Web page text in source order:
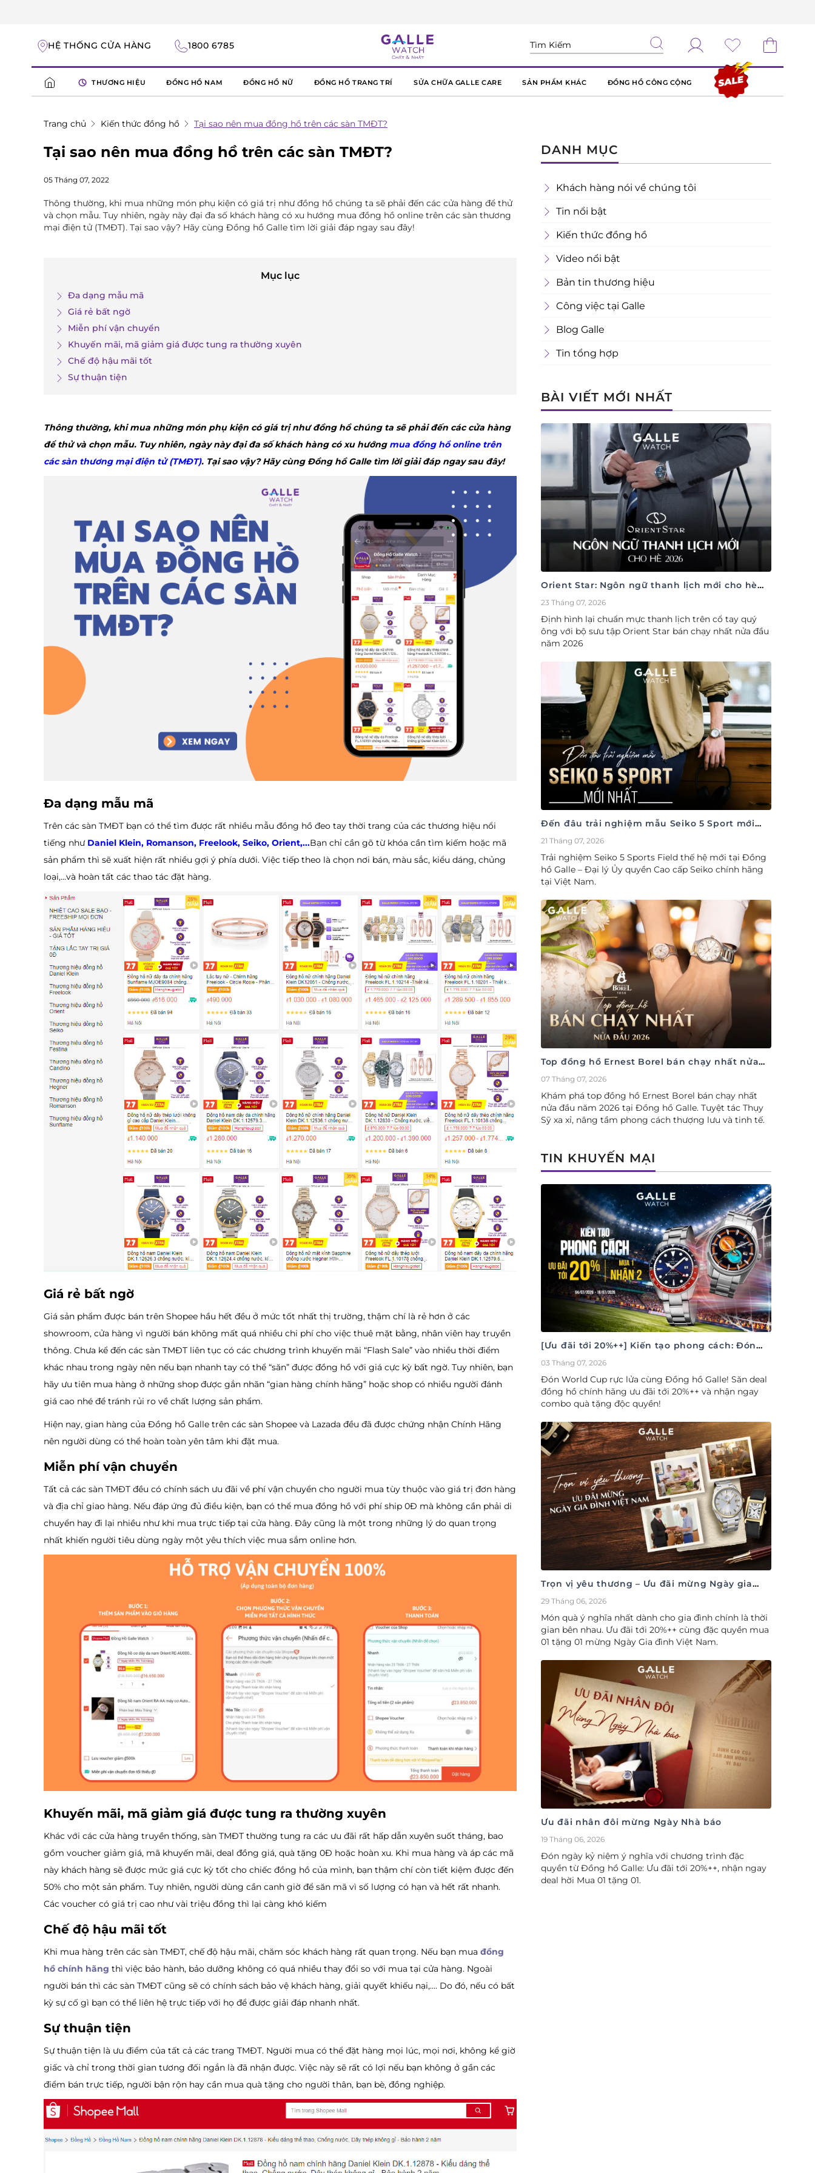
HỆ THỐNG CỬA HÀNG 1800 6785
THƯƠNG HIỆU ĐỒNG HỒ NAM ĐỒNG HỒ NỮ ĐỒNG HỒ TRANG TRÍ SỬA CHỮA GALLE CARE SẢN PHẨM KHÁC ĐỒNG HỒ CÔNG CỘNG
Trang chủ Kiến thức đồng hồ Tại sao nên mua đồng hồ trên các sàn TMĐT?
Tại sao nên mua đồng hồ trên các sàn TMĐT?
05 Tháng 07, 2022
Thông thường, khi mua những món phụ kiện có giá trị như đồng hồ chúng ta sẽ phải đến các cửa hàng để thử
và chọn mẫu. Tuy nhiên, ngày này đại đa số khách hàng có xu hướng mua đồng hồ online trên các sàn thương
mại điện tử (TMĐT). Tại sao vậy? Hãy cùng Đồng hồ Galle tìm lời giải đáp ngay sau đây!
Mục lục
Đa dạng mẫu mã
Giá rẻ bất ngờ
Miễn phí vận chuyển
Khuyến mãi, mã giảm giá được tung ra thường xuyên
Chế độ hậu mãi tốt
Sự thuận tiện
Thông thường, khi mua những món phụ kiện có giá trị như đồng hồ chúng ta sẽ phải đến các cửa hàng
để thử và chọn mẫu. Tuy nhiên, ngày này đại đa số khách hàng có xu hướng mua đồng hồ online trên
các sàn thương mại điện tử (TMĐT). Tại sao vậy? Hãy cùng Đồng hồ Galle tìm lời giải đáp ngay sau đây!
Đa dạng mẫu mã
Trên các sàn TMĐT bạn có thể tìm được rất nhiều mẫu đồng hồ đeo tay thời trang của các thương hiệu nổi
tiếng như Daniel Klein, Romanson, Freelook, Seiko, Orient,...Bạn chỉ cần gõ từ khóa cần tìm kiếm hoặc mã
sản phẩm thì sẽ xuất hiện rất nhiều gợi ý phía dưới. Việc tiếp theo là chọn nơi bán, màu sắc, kiểu dáng, chủng
loại,...và hoàn tất các thao tác đặt hàng.
Giá rẻ bất ngờ
Giá sản phẩm được bán trên Shopee hầu hết đều ở mức tốt nhất thị trường, thậm chí là rẻ hơn ở các
showroom, cửa hàng vì người bán không mất quá nhiều chi phí cho việc thuê mặt bằng, nhân viên hay truyền
thông. Chưa kể đến các sàn TMĐT liên tục có các chương trình khuyến mãi “Flash Sale” vào nhiều thời điểm
khác nhau trong ngày nên nếu bạn nhanh tay có thể “săn” được đồng hồ với giá cực kỳ bất ngờ. Tuy nhiên, bạn
hãy ưu tiên mua hàng ở những shop được gắn nhãn “gian hàng chính hãng” hoặc shop có nhiều người đánh
giá cao nhé để tránh rủi ro về chất lượng sản phẩm.
Hiện nay, gian hàng của Đồng hồ Galle trên các sàn Shopee và Lazada đều đã được chứng nhận Chính Hãng
nên người dùng có thể hoàn toàn yên tâm khi đặt mua.
Miễn phí vận chuyển
Tất cả các sàn TMĐT đều có chính sách ưu đãi về phí vận chuyển cho người mua tùy thuộc vào giá trị đơn hàng
và địa chỉ giao hàng. Nếu đáp ứng đủ điều kiện, bạn có thể mua đồng hồ với phí ship 0Đ mà không cần phải di
chuyển hay đi lại nhiều như khi mua trực tiếp tại cửa hàng. Đây cũng là một trong những lý do quan trọng
nhất khiến người tiêu dùng ngày một yêu thích việc mua sắm online hơn.
Khuyến mãi, mã giảm giá được tung ra thường xuyên
Khác với các cửa hàng truyền thống, sàn TMĐT thường tung ra các ưu đãi rất hấp dẫn xuyên suốt tháng, bao
gồm voucher giảm giá, mã khuyến mãi, deal đồng giá, quà tặng 0Đ hoặc hoàn xu. Khi mua hàng và áp các mã
này khách hàng sẽ được mức giá cực kỳ tốt cho chiếc đồng hồ của mình, bạn thậm chí còn tiết kiệm được đến
50% cho một sản phẩm. Tuy nhiên, người dùng cần canh giờ để săn mã vì số lượng có hạn và hết rất nhanh.
Các voucher có giá trị cao như vài triệu đồng thì lại càng khó kiếm
Chế độ hậu mãi tốt
Khi mua hàng trên các sàn TMĐT, chế độ hậu mãi, chăm sóc khách hàng rất quan trọng. Nếu bạn mua đồng
hồ chính hãng thì việc bảo hành, bảo dưỡng không có quá nhiều thay đổi so với mua tại cửa hàng. Ngoài
người bán thì các sàn TMĐT cũng sẽ có chính sách bảo vệ khách hàng, giải quyết khiếu nại,.... Do đó, nếu có bất
kỳ sự cố gì bạn có thể liên hệ trực tiếp với họ để được giải đáp nhanh nhất.
Sự thuận tiện
Sự thuận tiện là ưu điểm của tất cả các trang TMĐT. Người mua có thể đặt hàng mọi lúc, mọi nơi, không kể giờ
giấc và chỉ trong thời gian tương đối ngắn là đã nhận được. Việc này sẽ rất có lợi nếu bạn không ở gần các
điểm bán trực tiếp, người bận rộn hay cần mua quà tặng cho người thân, bạn bè, đồng nghiệp.
DANH MỤC
Khách hàng nói về chúng tôi
Tin nổi bật
Kiến thức đồng hồ
Video nổi bật
Bản tin thương hiệu
Công việc tại Galle
Blog Galle
Tin tổng hợp
BÀI VIẾT MỚI NHẤT
Orient Star: Ngôn ngữ thanh lịch mới cho hè
2026
23 Tháng 07, 2026
Định hình lại chuẩn mực thanh lịch trên cổ tay quý
ông với bộ sưu tập Orient Star bán chạy nhất nửa đầu
năm 2026
Đến đâu trải nghiệm mẫu Seiko 5 Sport mới
nhất
21 Tháng 07, 2026
Trải nghiệm Seiko 5 Sports Field thế hệ mới tại Đồng
hồ Galle – Đại lý Ủy quyền Cao cấp Seiko chính hãng
tại Việt Nam.
Top đồng hồ Ernest Borel bán chạy nhất nửa
đầu năm 2026
07 Tháng 07, 2026
Khám phá top đồng hồ Ernest Borel bán chạy nhất
nửa đầu năm 2026 tại Đồng hồ Galle. Tuyệt tác Thụy
Sỹ xa xỉ, nâng tầm phong cách thượng lưu và tinh tế.
TIN KHUYẾN MẠI
[Ưu đãi tới 20%++] Kiến tạo phong cách: Đón
cúp săn deal – Siêu ưu đãi đồng hành cùng
World Cup
03 Tháng 07, 2026
Đón World Cup rực lửa cùng Đồng hồ Galle! Săn deal
đồng hồ chính hãng ưu đãi tới 20%++ và nhận ngay
combo quà tặng độc quyền!
Trọn vị yêu thương – Ưu đãi mừng Ngày gia
đình Việt Nam 28/06
29 Tháng 06, 2026
Món quà ý nghĩa nhất dành cho gia đình chính là thời
gian bên nhau. Ưu đãi tới 20%++ cùng đặc quyền mua
01 tặng 01 mừng Ngày Gia đình Việt Nam.
Ưu đãi nhân đôi mừng Ngày Nhà báo
19 Tháng 06, 2026
Đón ngày kỷ niệm ý nghĩa với chương trình đặc
quyền từ Đồng hồ Galle: Ưu đãi tới 20%++, nhận ngay
deal hời Mua 01 tặng 01.